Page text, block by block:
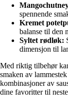
spennende
Kremet
balanse til den
Syltet rødløk:
dimensjon til
Med riktig tilbehør
smaken av
kombinasjoner av
dine favoritter til